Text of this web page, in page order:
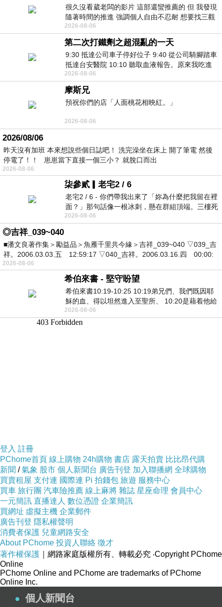
很久沒看葳老闆的影片 這部還蠻推薦的 但 我發現
隨著時間的推進 強調個人自由不忍耐 想要找三觀
接近的不要說對象 連朋友都超
2026-08-06
第二次打鐵劑之超混亂的一天
9:30 抵達公司車子停好位子 9:40 從公司騎腳踏車
抵達台安醫院 10:10 聽取血液報告。原來我吃進
去的 B12 彌可保並非沒有吸收而是超
2026-08-06
摩斯兄
預祝你們的店「人面桃花相映紅。」
2026-08-06
2026/08/06
昨天沒有加班 本來想說些個日誌吧！ 洗完澡坐在床上 開了筆電 然後
停電了！！ 崽崽當下直接一個三小？ 就脫口而出
2026-08-06
柒參貳▎老宅2 / 6
老宅2 / 6 - 你們帶我出來了「妳為什麼把我留在裡
面？」那句話像一根冰刺，懸在群組頂端。三樓死
死盯著照片裡的人。那個人確實站在
2026-08-06
◎吉祥_039~040
■潘文良著作集＞勵益品＞魚雁千里共今緣＞吉祥_039~040 ▽039_吉
祥。2006.03.03.五 12:59:17 ▽040_吉祥。2006.03.16.四 00:00:
2026-08-06
希伯來書 - 堅守盼望
希伯來書10:19-10:25 10:19弟兄們、我們既因耶
穌的血、得以坦然進入至聖所、 10:20是藉着他給
我們開了一條又新又活的路從幔子經過
2026-08-06
登入 註冊
PChome首頁 線上購物 24h購物 書店 露天拍賣 比比昂代購
新聞 / 氣象 股市 個人新聞台 廣告刊登 加入聯播網 全球購物
買賣租屋 支付連 國際連 Pi 拍錢包 旅遊 服務中心
買車 旅行團 汽車險推薦 線上麻將 雜誌 星座命理 會員中心
一元簡訊 直播達人 數位憑證 企業簡訊
買網址 虛擬主機 企業郵件
廣告刊登 隱私權聲明
消費者保護 兒童網路安全
About PChome 投資人聯絡 徵才
著作權保護 ｜網路家庭版權所有、轉載必究 ‧Copyright PChome
Online
PChome Online and PChome are trademarks of PChome
Online Inc.
個人新聞台